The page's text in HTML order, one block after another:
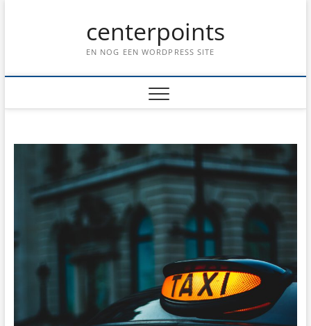
centerpoints
EN NOG EEN WORDPRESS SITE